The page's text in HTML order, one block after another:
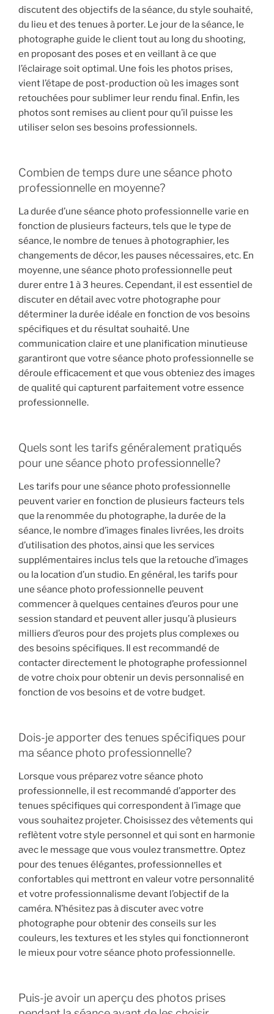
discutent des objectifs de la séance, du style souhaité,
du lieu et des tenues à porter. Le jour de la séance, le
photographe guide le client tout au long du shooting,
en proposant des poses et en veillant à ce que
l’éclairage soit optimal. Une fois les photos prises,
vient l’étape de post-production où les images sont
retouchées pour sublimer leur rendu final. Enfin, les
photos sont remises au client pour qu’il puisse les
utiliser selon ses besoins professionnels.
Combien de temps dure une séance photo
professionnelle en moyenne?
La durée d’une séance photo professionnelle varie en
fonction de plusieurs facteurs, tels que le type de
séance, le nombre de tenues à photographier, les
changements de décor, les pauses nécessaires, etc. En
moyenne, une séance photo professionnelle peut
durer entre 1 à 3 heures. Cependant, il est essentiel de
discuter en détail avec votre photographe pour
déterminer la durée idéale en fonction de vos besoins
spécifiques et du résultat souhaité. Une
communication claire et une planification minutieuse
garantiront que votre séance photo professionnelle se
déroule efficacement et que vous obteniez des images
de qualité qui capturent parfaitement votre essence
professionnelle.
Quels sont les tarifs généralement pratiqués
pour une séance photo professionnelle?
Les tarifs pour une séance photo professionnelle
peuvent varier en fonction de plusieurs facteurs tels
que la renommée du photographe, la durée de la
séance, le nombre d’images finales livrées, les droits
d’utilisation des photos, ainsi que les services
supplémentaires inclus tels que la retouche d’images
ou la location d’un studio. En général, les tarifs pour
une séance photo professionnelle peuvent
commencer à quelques centaines d’euros pour une
session standard et peuvent aller jusqu’à plusieurs
milliers d’euros pour des projets plus complexes ou
des besoins spécifiques. Il est recommandé de
contacter directement le photographe professionnel
de votre choix pour obtenir un devis personnalisé en
fonction de vos besoins et de votre budget.
Dois-je apporter des tenues spécifiques pour
ma séance photo professionnelle?
Lorsque vous préparez votre séance photo
professionnelle, il est recommandé d’apporter des
tenues spécifiques qui correspondent à l’image que
vous souhaitez projeter. Choisissez des vêtements qui
reflètent votre style personnel et qui sont en harmonie
avec le message que vous voulez transmettre. Optez
pour des tenues élégantes, professionnelles et
confortables qui mettront en valeur votre personnalité
et votre professionnalisme devant l’objectif de la
caméra. N’hésitez pas à discuter avec votre
photographe pour obtenir des conseils sur les
couleurs, les textures et les styles qui fonctionneront
le mieux pour votre séance photo professionnelle.
Puis-je avoir un aperçu des photos prises